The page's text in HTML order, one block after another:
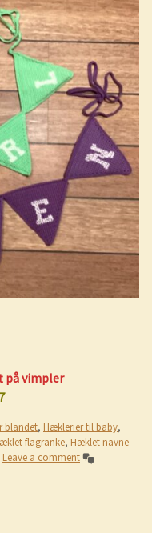
på vimpler
blandet, Hæklerier til baby,
flagranke, Hæklet navne
Leave a comment